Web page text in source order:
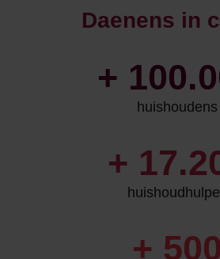
Daenens in
+
huishoudens
+
+ 500